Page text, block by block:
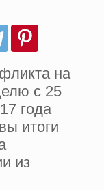
на
с 25
года
итоги
из